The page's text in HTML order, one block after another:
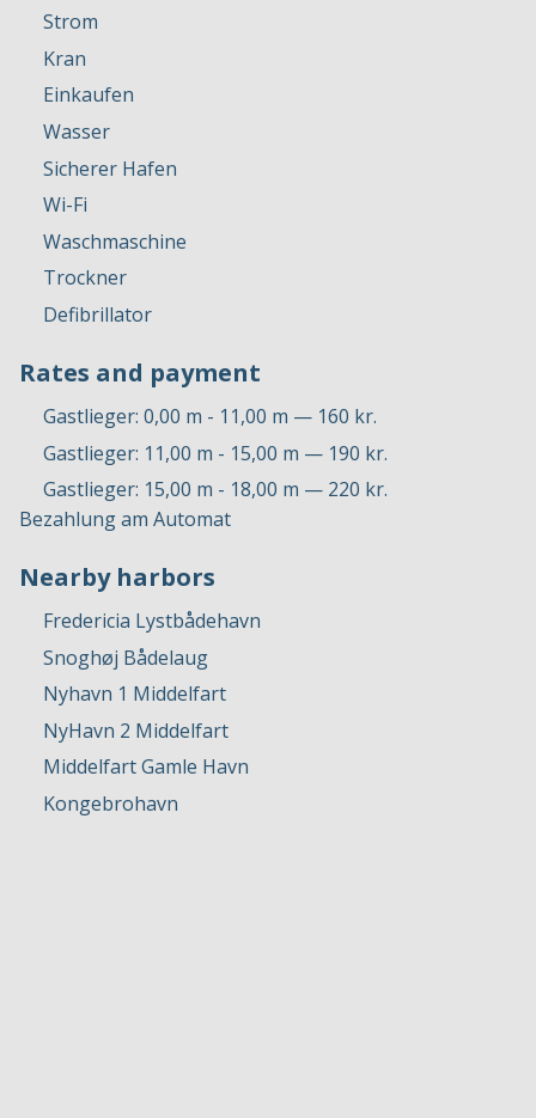
Strom
Kran
Einkaufen
Wasser
Sicherer Hafen
Wi-Fi
Waschmaschine
Trockner
Defibrillator
Rates and payment
Gastlieger: 0,00 m - 11,00 m — 160 kr.
Gastlieger: 11,00 m - 15,00 m — 190 kr.
Gastlieger: 15,00 m - 18,00 m — 220 kr.
Bezahlung am Automat
Nearby harbors
Fredericia Lystbådehavn
Snoghøj Bådelaug
Nyhavn 1 Middelfart
NyHavn 2 Middelfart
Middelfart Gamle Havn
Kongebrohavn